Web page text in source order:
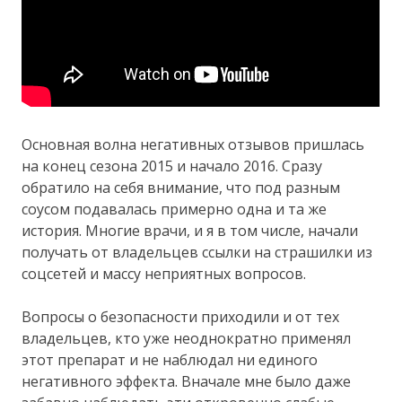
Основная волна негативных отзывов пришлась
на конец сезона 2015 и начало 2016. Сразу
обратило на себя внимание, что под разным
соусом подавалась примерно одна и та же
история. Многие врачи, и я в том числе, начали
получать от владельцев ссылки на страшилки из
соцсетей и массу неприятных вопросов.
Вопросы о безопасности приходили и от тех
владельцев, кто уже неоднократно применял
этот препарат и не наблюдал ни единого
негативного эффекта. Вначале мне было даже